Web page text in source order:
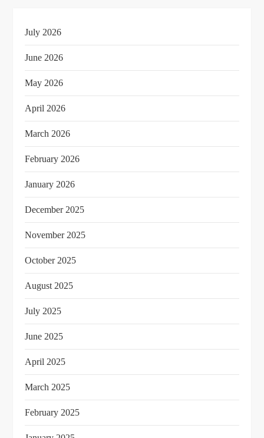
July 2026
June 2026
May 2026
April 2026
March 2026
February 2026
January 2026
December 2025
November 2025
October 2025
August 2025
July 2025
June 2025
April 2025
March 2025
February 2025